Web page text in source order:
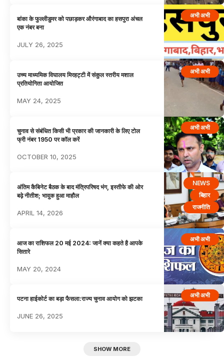
अभी अभी
बांका के फुल्लीडुमर को पछाड़कर औरंगाबाद का हसपुरा अंचल
एक नंबर बना
JULY 26, 2025
अभी अभी
उच्य माध्यमिक विघालय मिरहट्टी में संकुल स्तरीय मशाल
प्रतियोगिता आयोजित
MAY 24, 2025
अभी अभी
चुनाव से संबंधित किसी भी प्रकार की जानकारी के लिए टोल
फ्री नंबर 1950 पर कॉल करें
OCTOBER 10, 2025
NEWS
बिहार
राजनीति
अंतिम कैबिनेट बैठक के बाद मंत्रिपरिषद भंग, इस्तीफे की ओर
बढ़े नीतीश; भावुक हुआ माहौल
APRIL 14, 2026
अभी अभी
आज का राशिफल 20 मई 2024: जानें क्या कहते है आपके
सितारे
MAY 20, 2024
अभी अभी
पटना हाईकोर्ट का बड़ा फैसला:राज्य चुनाव आयोग को झटका
JUNE 26, 2025
SHOW MORE